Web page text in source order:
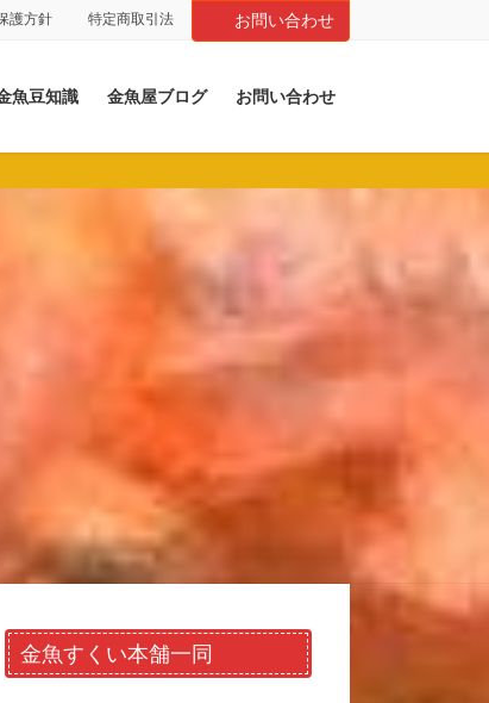
護方針 特定商取引法 お問い合わせ
魚豆知識 金魚屋ブログ お問い合わせ
金魚すくい本舗一同